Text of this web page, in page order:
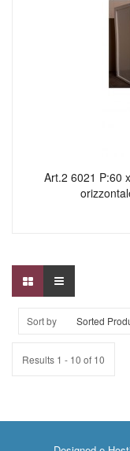
Art.2 6021 P:60
Sort by Sorted
Results 1 - 10 of 10